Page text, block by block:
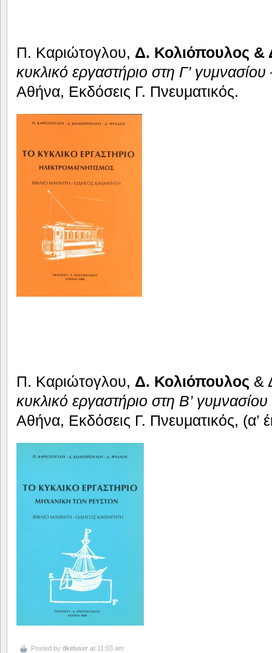
Π. Καριώτογλου, Δ. Κολιόπουλος
κυκλικό εργαστήριο στη Γ’
Αθήνα, Εκδόσεις Γ. Πνευματικός.
Π. Καριώτογλου, Δ. Κολιόπουλος &
κυκλικό εργαστήριο στη Β’
Αθήνα, Εκδόσεις Γ. Πνευματικός, (α’
Posted by dkeluser at 11:03 am